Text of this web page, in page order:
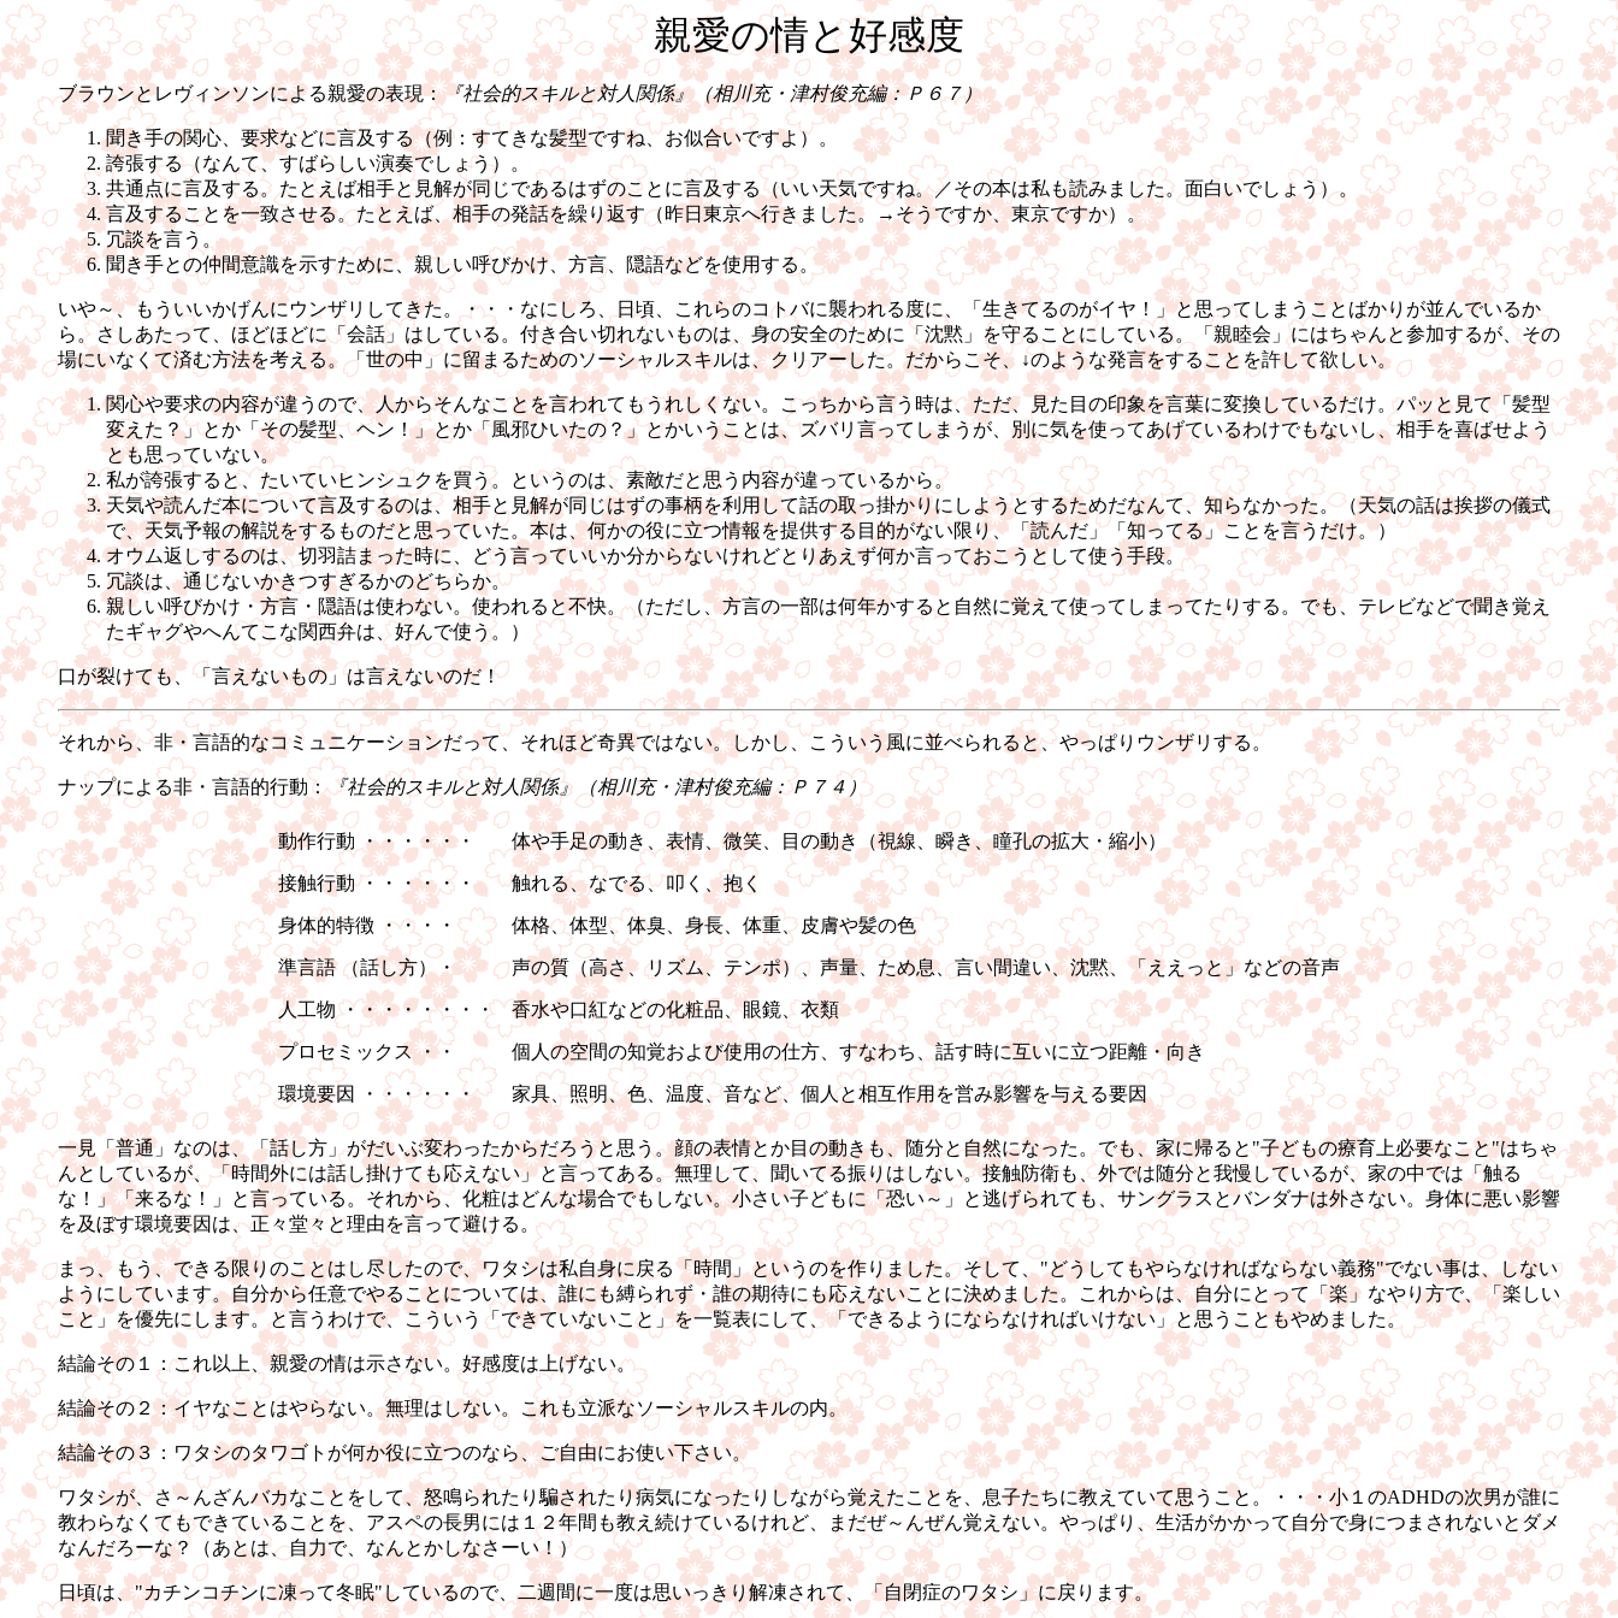
親愛の情と好感度
ブラウンとレヴィンソンによる親愛の表現：『社会的スキルと対人関係』（相川充・津村俊充編：Ｐ６７）
聞き手の関心、要求などに言及する（例：すてきな髪型ですね、お似合いですよ）。
誇張する（なんて、すばらしい演奏でしょう）。
共通点に言及する。たとえば相手と見解が同じであるはずのことに言及する（いい天気ですね。／その本は私も読みました。面白いでしょう）。
言及することを一致させる。たとえば、相手の発話を繰り返す（昨日東京へ行きました。→そうですか、東京ですか）。
冗談を言う。
聞き手との仲間意識を示すために、親しい呼びかけ、方言、隠語などを使用する。
いや～、もういいかげんにウンザリしてきた。・・・なにしろ、日頃、これらのコトバに襲われる度に、「生きてるのがイヤ！」と思ってしまうことばかりが並んでいるか
ら。さしあたって、ほどほどに「会話」はしている。付き合い切れないものは、身の安全のために「沈黙」を守ることにしている。「親睦会」にはちゃんと参加するが、その
場にいなくて済む方法を考える。「世の中」に留まるためのソーシャルスキルは、クリアーした。だからこそ、↓のような発言をすることを許して欲しい。
関心や要求の内容が違うので、人からそんなことを言われてもうれしくない。こっちから言う時は、ただ、見た目の印象を言葉に変換しているだけ。パッと見て「髪型
変えた？」とか「その髪型、ヘン！」とか「風邪ひいたの？」とかいうことは、ズバリ言ってしまうが、別に気を使ってあげているわけでもないし、相手を喜ばせよう
とも思っていない。
私が誇張すると、たいていヒンシュクを買う。というのは、素敵だと思う内容が違っているから。
天気や読んだ本について言及するのは、相手と見解が同じはずの事柄を利用して話の取っ掛かりにしようとするためだなんて、知らなかった。（天気の話は挨拶の儀式
で、天気予報の解説をするものだと思っていた。本は、何かの役に立つ情報を提供する目的がない限り、「読んだ」「知ってる」ことを言うだけ。）
オウム返しするのは、切羽詰まった時に、どう言っていいか分からないけれどとりあえず何か言っておこうとして使う手段。
冗談は、通じないかきつすぎるかのどちらか。
親しい呼びかけ・方言・隠語は使わない。使われると不快。（ただし、方言の一部は何年かすると自然に覚えて使ってしまってたりする。でも、テレビなどで聞き覚え
たギャグやへんてこな関西弁は、好んで使う。）
口が裂けても、「言えないもの」は言えないのだ！
それから、非・言語的なコミュニケーションだって、それほど奇異ではない。しかし、こういう風に並べられると、やっぱりウンザリする。
ナップによる非・言語的行動：『社会的スキルと対人関係』（相川充・津村俊充編：Ｐ７４）
動作行動 ・・・・・・ 体や手足の動き、表情、微笑、目の動き（視線、瞬き、瞳孔の拡大・縮小）
接触行動 ・・・・・・ 触れる、なでる、叩く、抱く
身体的特徴 ・・・・ 体格、体型、体臭、身長、体重、皮膚や髪の色
準言語 （話し方）・ 声の質（高さ、リズム、テンポ）、声量、ため息、言い間違い、沈黙、「ええっと」などの音声
人工物 ・・・・・・・・ 香水や口紅などの化粧品、眼鏡、衣類
プロセミックス ・・ 個人の空間の知覚および使用の仕方、すなわち、話す時に互いに立つ距離・向き
環境要因 ・・・・・・ 家具、照明、色、温度、音など、個人と相互作用を営み影響を与える要因
一見「普通」なのは、「話し方」がだいぶ変わったからだろうと思う。顔の表情とか目の動きも、随分と自然になった。でも、家に帰ると"子どもの療育上必要なこと"はちゃ
んとしているが、「時間外には話し掛けても応えない」と言ってある。無理して、聞いてる振りはしない。接触防衛も、外では随分と我慢しているが、家の中では「触る
な！」「来るな！」と言っている。それから、化粧はどんな場合でもしない。小さい子どもに「恐い～」と逃げられても、サングラスとバンダナは外さない。身体に悪い影響
を及ぼす環境要因は、正々堂々と理由を言って避ける。
まっ、もう、できる限りのことはし尽したので、ワタシは私自身に戻る「時間」というのを作りました。そして、"どうしてもやらなければならない義務"でない事は、しない
ようにしています。自分から任意でやることについては、誰にも縛られず・誰の期待にも応えないことに決めました。これからは、自分にとって「楽」なやり方で、「楽しい
こと」を優先にします。と言うわけで、こういう「できていないこと」を一覧表にして、「できるようにならなければいけない」と思うこともやめました。
結論その１：これ以上、親愛の情は示さない。好感度は上げない。
結論その２：イヤなことはやらない。無理はしない。これも立派なソーシャルスキルの内。
結論その３：ワタシのタワゴトが何か役に立つのなら、ご自由にお使い下さい。
ワタシが、さ～んざんバカなことをして、怒鳴られたり騙されたり病気になったりしながら覚えたことを、息子たちに教えていて思うこと。・・・小１のADHDの次男が誰に
教わらなくてもできていることを、アスペの長男には１２年間も教え続けているけれど、まだぜ～んぜん覚えない。やっぱり、生活がかかって自分で身につまされないとダメ
なんだろーな？（あとは、自力で、なんとかしなさーい！）
日頃は、"カチンコチンに凍って冬眠"しているので、二週間に一度は思いっきり解凍されて、「自閉症のワタシ」に戻ります。